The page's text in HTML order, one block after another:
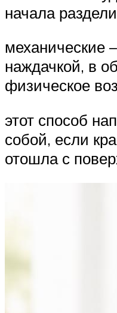
начала
механические
наждачкой, в
физическое
этот способ
собой, если
отошла с